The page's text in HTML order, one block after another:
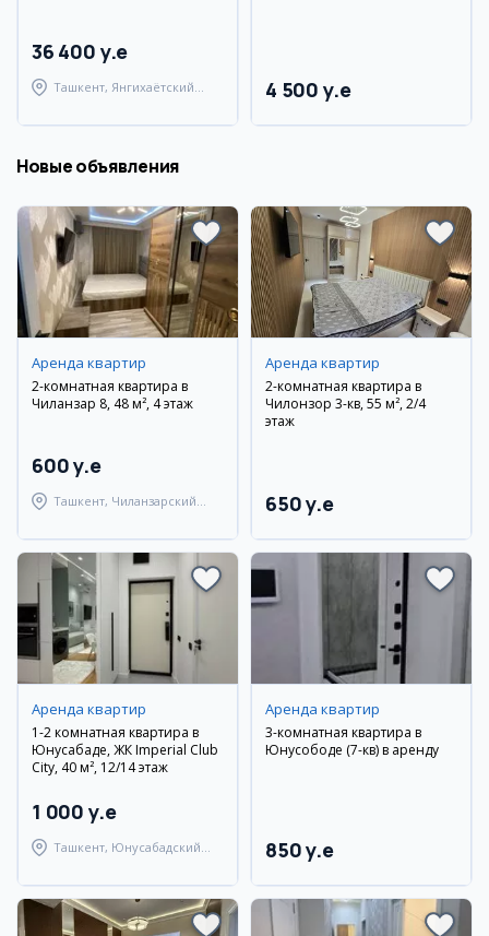
36 400 y.e
Ташкент, Янгихаётский
4 500 y.e
Новые объявления
Аренда квартир
2-комнатная квартира в
Чиланзар 8, 48 м², 4 этаж
600 y.e
Ташкент, Чиланзарский
Аренда квартир
2-комнатная квартира в
Чилонзор 3-кв, 55 м², 2/4
этаж
650 y.e
Аренда квартир
1-2 комнатная квартира в
Юнусабаде, ЖК Imperial Club
City, 40 м², 12/14 этаж
1 000 y.e
Ташкент, Юнусабадский
Аренда квартир
3-комнатная квартира в
Юнусободе (7-кв) в аренду
850 y.e